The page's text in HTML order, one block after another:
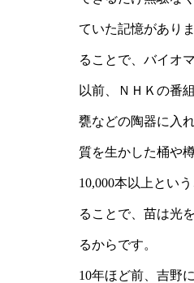
ていた記憶があり
ることで、バイオ
以前、ＮＨＫの番
甕などの陶器に入
質を生かした桶や
10,000本以上とい
ることで、苗は光
るからです。
10年ほど前、吉野